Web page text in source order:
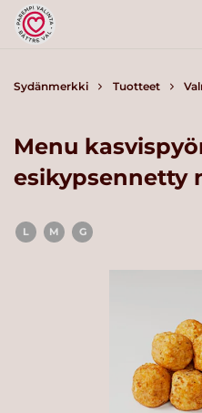
Sydänmerkki Tuotteet
Menu
esikypsennetty
L M G